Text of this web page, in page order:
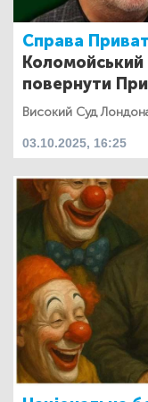
Справа
повернути
Високий Суд
03.10.2025, 16:25